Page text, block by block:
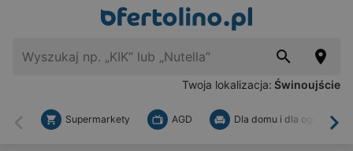
Twoja lokalizacja: Świnoujście
Wstecz
Supermarkety AGD Dla domu i dla ogrodu